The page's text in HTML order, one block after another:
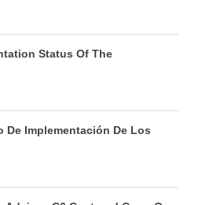
Status Of The
De Implementación De Los